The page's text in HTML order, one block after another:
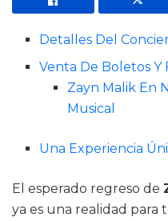
Detalles Del
Venta De Boletos Y
Zayn Malik En
Musical
Una Experiencia
El esperado regreso de
ya es una realidad para